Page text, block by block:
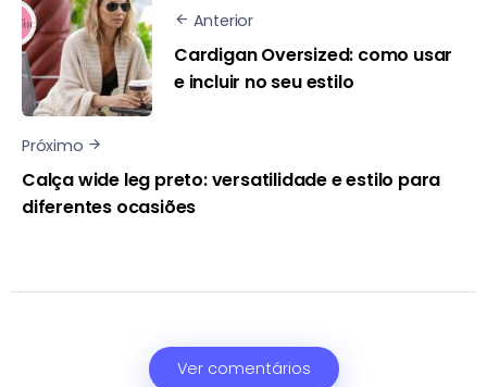
Anterior
Cardigan Oversized: como usar
e incluir no seu estilo
Próximo
Calça wide leg preto: versatilidade e estilo para
diferentes ocasiões
Ver comentários